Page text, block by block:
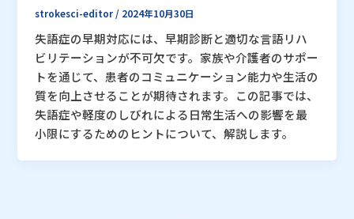
strokesci-editor / 2024年10月30日
失語症の早期対応には、早期診断と適切な言語リハ
ビリテーションが不可欠です。家族や介護者のサポー
トを通じて、患者のコミュニケーション能力や生活の
質を向上させることが期待されます。この記事では、
失語症や軽度のしびれによる日常生活への影響を最
小限にするためのヒントについて、解説します。